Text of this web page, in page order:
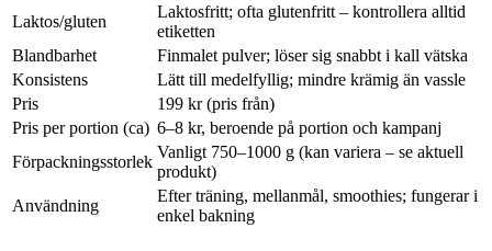
Laktos/gluten
Laktosfritt; ofta glutenfritt – kontrollera alltid
etiketten
Blandbarhet
Finmalet pulver; löser sig snabbt i kall vätska
Konsistens
Lätt till medelfyllig; mindre krämig än vassle
Pris
199 kr (pris från)
Pris per portion (ca) 6–8 kr, beroende på portion och kampanj
Förpackningsstorlek
Vanligt 750–1000 g (kan variera – se aktuell
produkt)
Användning
Efter träning, mellanmål, smoothies; fungerar i
enkel bakning